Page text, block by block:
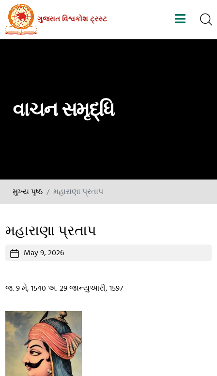
Skip
the
ગુજરાત વિશ્વકોશ ટ્રસ્ટ
વાચન સમૃદ્ધિ
મુખ્ય પૃષ્ઠ મહારાણા પ્રતાપ
મહારાણા પ્રતાપ
PostMay 9, 2026
જ. 9 મે, 1540 અ. 29 જાન્યુઆરી, 1597